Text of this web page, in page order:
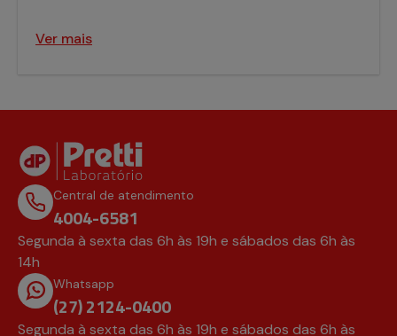
Ver mais
Central de atendimento
4004-6581
Segunda à sexta das 6h às 19h e sábados das 6h às
14h
Whatsapp
(27) 2124-0400
Segunda à sexta das 6h às 19h e sábados das 6h às